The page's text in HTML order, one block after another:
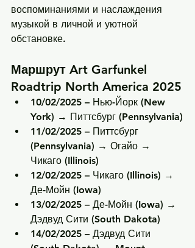
воспоминаниями и наслаждения
музыкой в личной и уютной
обстановке.
Маршрут Art Garfunkel
Roadtrip North America 2025
10/02/2025 – Нью-Йорк (New
York) → Питтсбург (Pennsylvania)
11/02/2025 – Питтсбург
(Pennsylvania) → Огайо →
Чикаго (Illinois)
12/02/2025 – Чикаго (Illinois) →
Де-Мойн (Iowa)
13/02/2025 – Де-Мойн (Iowa) →
Дэдвуд Сити (South Dakota)
14/02/2025 – Дэдвуд Сити